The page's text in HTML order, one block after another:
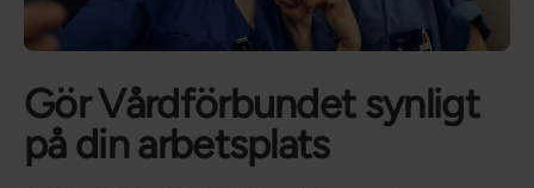
Gör Vårdförbundet synligt
på din arbetsplats